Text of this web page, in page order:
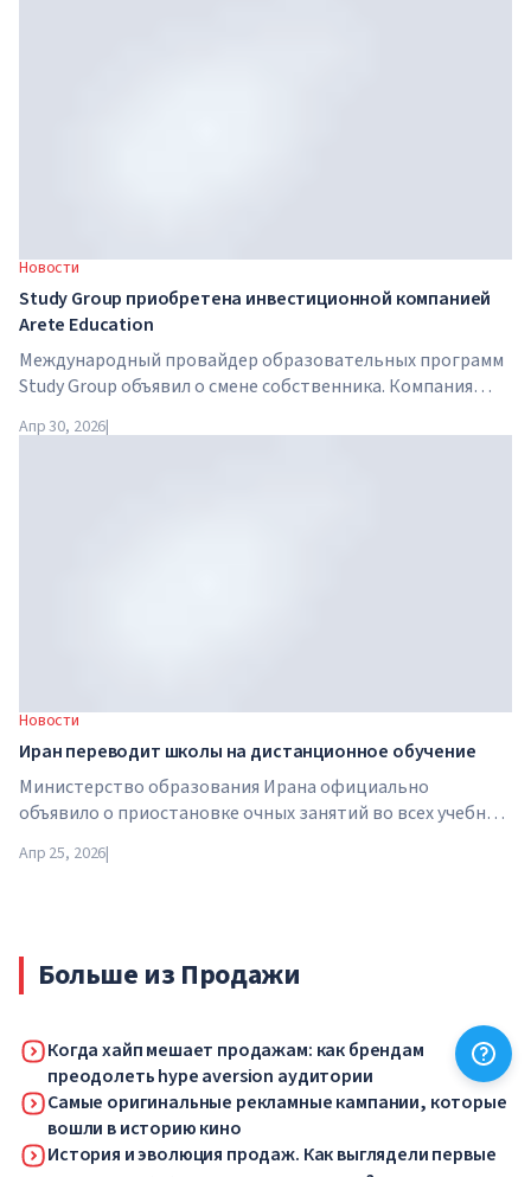
Новости
Study Group приобретена инвестиционной компанией
Arete Education
Международный провайдер образовательных программ
Study Group объявил о смене собственника. Компания
структурой в сфере высшего образования, созданной
Апр 30, 2026|
Новости
Иран переводит школы на дистанционное обучение
Министерство образования Ирана официально
объявило о приостановке очных занятий во всех учебных
университеты переходят на дистанционный формат на
Апр 25, 2026|
Больше из Продажи
Когда хайп мешает продажам: как брендам
преодолеть hype aversion аудитории
Самые оригинальные рекламные кампании, которые
вошли в историю кино
История и эволюция продаж. Как выглядели первые